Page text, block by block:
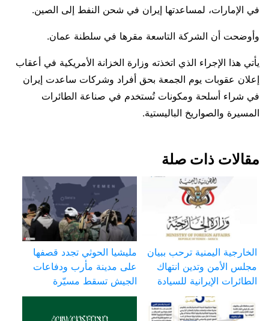
في الإمارات، ‌لمساعدتها إيران في شحن النفط إلى الصين.
وأوضحت أن الشركة التاسعة مقرها في سلطنة عمان.
يأتي هذا الإجراء الذي اتخذته وزارة الخزانة الأمريكية في أعقاب
إعلان عقوبات يوم الجمعة بحق أفراد وشركات ⁠ساعدت إيران
في شراء أسلحة ومكونات تُستخدم في صناعة الطائرات
المسيرة والصواريخ الباليستية.
مقالات ذات صلة
الخارجية اليمنية ترحب ببيان
مجلس الأمن وتدين انتهاك
الطائرات الإيرانية للسيادة
مليشيا الحوثي تجدد قصفها
على مدينة مأرب ودفاعات
الجيش تسقط مسيّرة